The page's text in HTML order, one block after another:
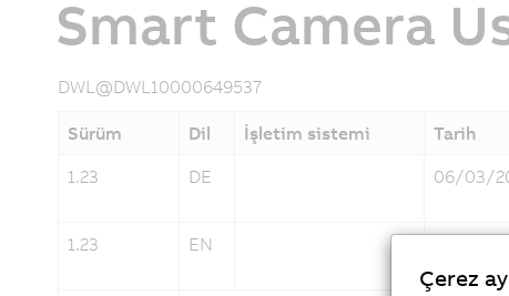
Smart Camera
DWL@DWL10000649537
Sürüm Dil İşletim sistemi Tarih
1.23
DE 06/03/
1.23
EN
Çerez